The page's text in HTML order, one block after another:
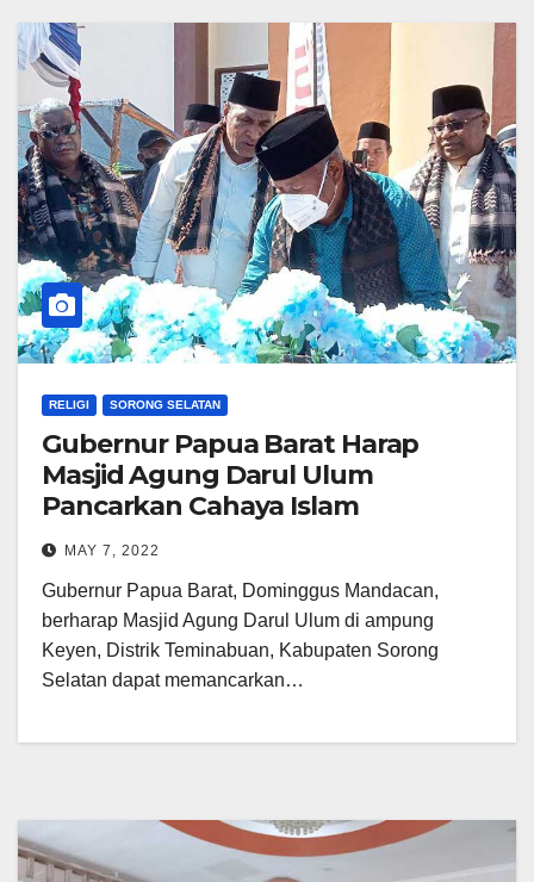
RELIGI SORONG SELATAN
Gubernur Papua Barat Harap
Masjid Agung Darul Ulum
Pancarkan Cahaya Islam
MAY 7, 2022
Gubernur Papua Barat, Dominggus Mandacan,
berharap Masjid Agung Darul Ulum di ampung
Keyen, Distrik Teminabuan, Kabupaten Sorong
Selatan dapat memancarkan…